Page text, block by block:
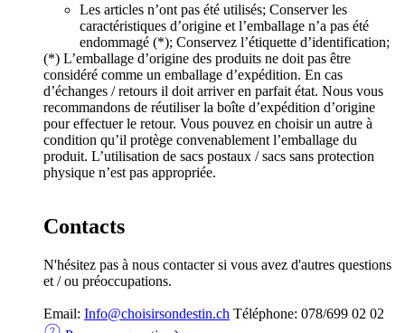
Les articles n’ont pas été utilisés; Conserver les
caractéristiques d’origine et l’emballage n’a pas été
endommagé (*); Conservez l’étiquette d’identification;
(*) L’emballage d’origine des produits ne doit pas être
considéré comme un emballage d’expédition. En cas
d’échanges / retours il doit arriver en parfait état. Nous vous
recommandons de réutiliser la boîte d’expédition d’origine
pour effectuer le retour. Vous pouvez en choisir un autre à
condition qu’il protège convenablement l’emballage du
produit. L’utilisation de sacs postaux / sacs sans protection
physique n’est pas appropriée.
Contacts
N'hésitez pas à nous contacter si vous avez d'autres questions
et / ou préoccupations.
Email: Info@choisirsondestin.ch Téléphone: 078/699 02 02